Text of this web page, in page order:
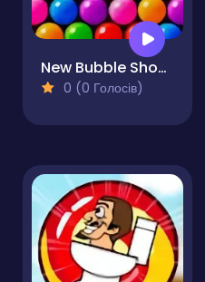
New Bubble Shooter
0 (0 Голосів)